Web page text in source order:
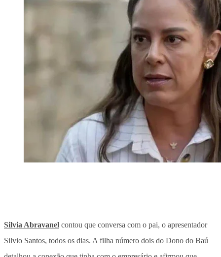
Silvia Abravanel contou que conversa com o pai, o apresentador
Silvio Santos, todos os dias. A filha número dois do Dono do Baú